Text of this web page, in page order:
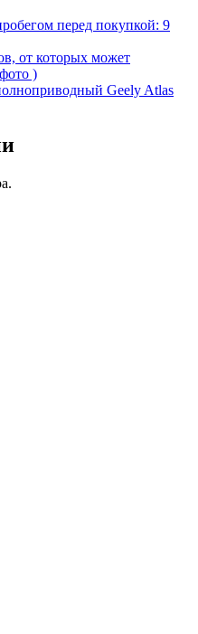
перед покупкой: 9
от которых может
)
Geely Atlas